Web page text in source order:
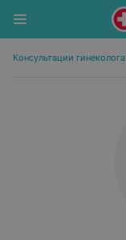
Консультации гинеколога